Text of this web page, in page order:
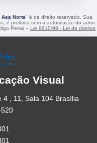
Asa Norte" é de direito reservado. Sua
é proibida sem a autorização do autor.
Penal – Lei 9610/98 - Lei de direitos
Visual
4 , 11, Sala 104 Brasília